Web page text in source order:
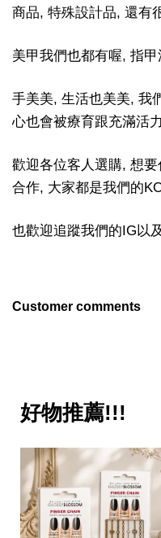
商品, 特殊設計品, 還有
美甲我們也都有喔, 指
手美美, 生活也美美, 我
心也會被療育跟充滿活力
歡迎各位客人選購, 想
合作, 大家都是我們的
也歡迎追蹤我們的IG以
Customer comments
好物推薦!!!